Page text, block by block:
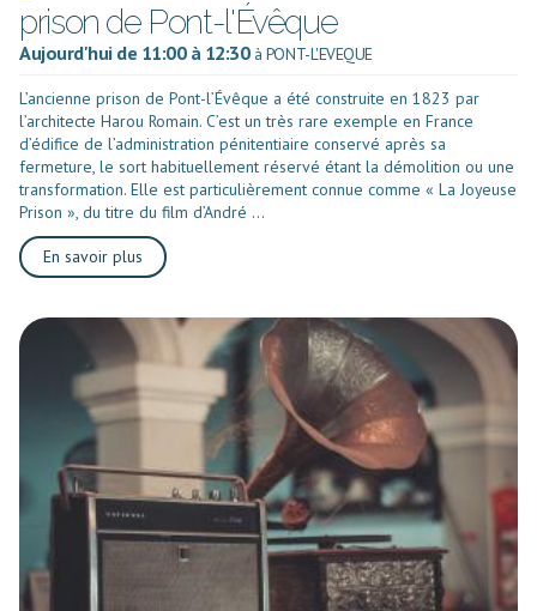
prison de Pont-l'Évêque
Aujourd'hui de 11:00 à 12:30 à PONT-L'EVEQUE
L’ancienne prison de Pont-l’Évêque a été construite en 1823 par
l’architecte Harou Romain. C’est un très rare exemple en France
d’édifice de l’administration pénitentiaire conservé après sa
fermeture, le sort habituellement réservé étant la démolition ou une
transformation. Elle est particulièrement connue comme « La Joyeuse
Prison », du titre du film d’André ...
En savoir plus